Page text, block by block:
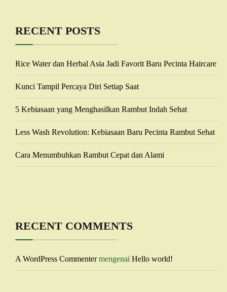
RECENT POSTS
Rice Water dan Herbal Asia Jadi Favorit Baru Pecinta Haircare
Kunci Tampil Percaya Diri Setiap Saat
5 Kebiasaan yang Menghasilkan Rambut Indah Sehat
Less Wash Revolution: Kebiasaan Baru Pecinta Rambut Sehat
Cara Menumbuhkan Rambut Cepat dan Alami
RECENT COMMENTS
A WordPress Commentermengenai Hello world!